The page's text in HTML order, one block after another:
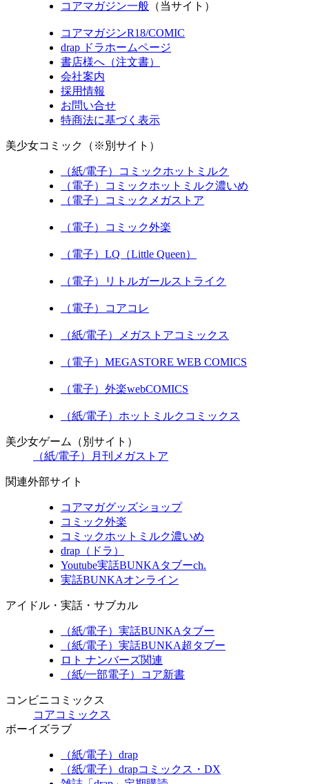
コアマガジン一般 （当サイト）
コアマガジンR18/COMIC
drap ドラホームページ
書店様へ（注文書）
会社案内
採用情報
お問い合せ
特商法に基づく表示
美少女コミック（※別サイト）
（紙/電子）コミックホットミルク
（電子）コミックホットミルク濃いめ
（電子）コミックメガストア
（電子）コミック外楽
（電子）LQ（Little Queen）
（電子）リトルガールストライク
（電子）コアコレ
（紙/電子）メガストアコミックス
（電子）MEGASTORE WEB COMICS
（電子）外楽webCOMICS
（紙/電子）ホットミルクコミックス
美少女ゲーム（別サイト）
（紙/電子）月刊メガストア
関連外部サイト
コアマガグッズショップ
コミック外楽
コミックホットミルク濃いめ
drap（ドラ）
Youtube実話BUNKAタブーch.
実話BUNKAオンライン
アイドル・実話・サブカル
（紙/電子）実話BUNKAタブー
（紙/電子）実話BUNKA超タブー
ロト ナンバーズ関連
（紙/一部電子）コア新書
コンビニコミックス
コアコミックス
ボーイズラブ
（紙/電子）drap
（紙/電子）drapコミックス・DX